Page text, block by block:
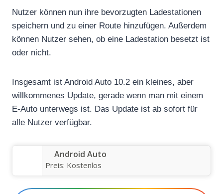
Nutzer können nun ihre bevorzugten Ladestationen
speichern und zu einer Route hinzufügen. Außerdem
können Nutzer sehen, ob eine Ladestation besetzt ist
oder nicht.
Insgesamt ist Android Auto 10.2 ein kleines, aber
willkommenes Update, gerade wenn man mit einem
E-Auto unterwegs ist. Das Update ist ab sofort für
alle Nutzer verfügbar.
Android Auto
Preis: Kostenlos